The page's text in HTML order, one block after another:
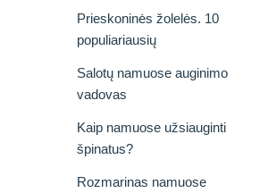
Prieskoninės žolelės. 10
populiariausių
Salotų namuose auginimo
vadovas
Kaip namuose užsiauginti
špinatus?
Rozmarinas namuose